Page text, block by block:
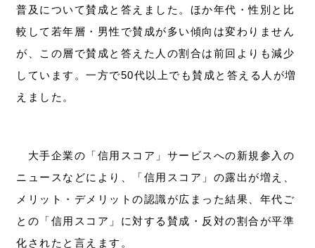
普及について賛成と答えました。ほか年代・性別と比
較して若年層・男性で賛成が多い傾向は変わりません
が、この層で賛成と答えた人の割合は前回よりも減少
しています。一方で50代以上でも賛成と答える人が増
えました。
大手企業の「信用スコア」サービスへの新規参入の
ニュースなどにより、「信用スコア」の露出が増え、
メリット・デメリットの認識が広まった結果、年代ご
との「信用スコア」に対する賛成・反対の割合が平準
化されたと言えます。